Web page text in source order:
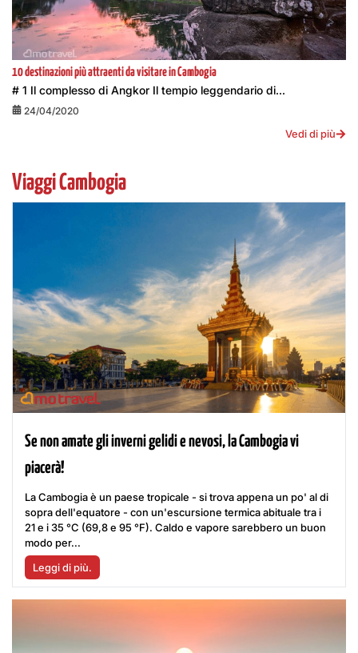
10 destinazioni più attraenti da visitare in Cambogia
# 1 Il complesso di Angkor Il tempio leggendario di...
24/04/2020
Vedi di più
Viaggi Cambogia
Se non amate gli inverni gelidi e nevosi, la Cambogia vi
piacerà!
La Cambogia è un paese tropicale - si trova appena un po' al di
sopra dell'equatore - con un'escursione termica abituale tra i
21 e i 35 °C (69,8 e 95 °F). Caldo e vapore sarebbero un buon
modo per...
Leggi di più.